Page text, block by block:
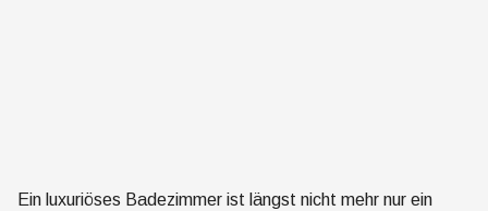
Ein luxuriöses Badezimmer ist längst nicht mehr nur ein